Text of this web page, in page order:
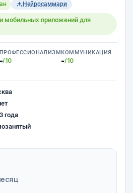
Нейросаммари
мобильных приложений для
ПРОФЕССИОНАЛИЗМ
-/10
КОММУНИКАЦИЯ
-/10
года